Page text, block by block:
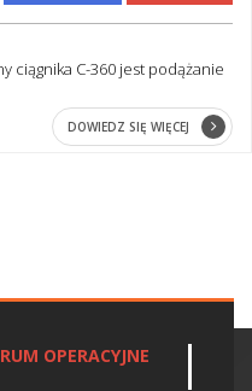
ciągnika C-360 jest podążanie
DOWIEDZ SIĘ WIĘCEJ
OPERACYJNE